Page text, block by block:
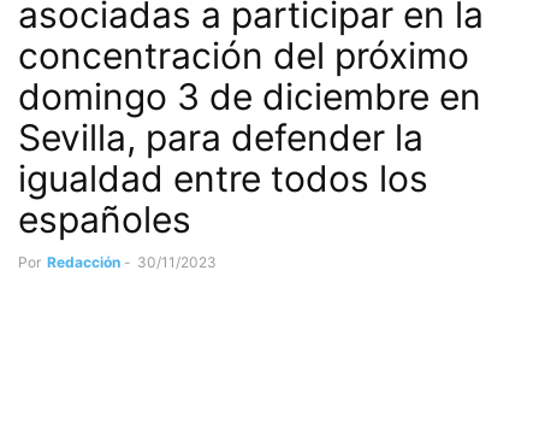
asociadas a participar en la
concentración del próximo
domingo 3 de diciembre en
Sevilla, para defender la
igualdad entre todos los
españoles
Por Redacción - 30/11/2023